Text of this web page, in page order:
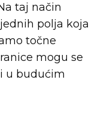
taj način
polja koja
točne
mogu se
u budućim